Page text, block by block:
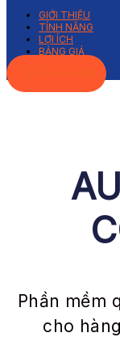
GIỚI THIỆU
TÍNH NĂNG
LỢI ÍCH
BẢNG GIÁ
Phần mềm
cho